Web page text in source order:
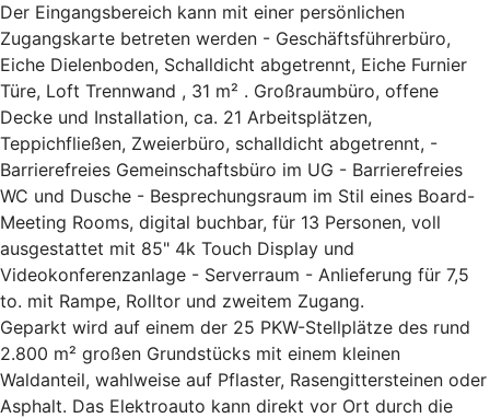
Der Eingangsbereich kann mit einer persönlichen
Zugangskarte betreten werden - Geschäftsführerbüro,
Eiche Dielenboden, Schalldicht abgetrennt, Eiche Furnier
Türe, Loft Trennwand , 31 m² . Großraumbüro, offene
Decke und Installation, ca. 21 Arbeitsplätzen,
Teppichfließen, Zweierbüro, schalldicht abgetrennt, -
Barrierefreies Gemeinschaftsbüro im UG - Barrierefreies
WC und Dusche - Besprechungsraum im Stil eines Board-
Meeting Rooms, digital buchbar, für 13 Personen, voll
ausgestattet mit 85" 4k Touch Display und
Videokonferenzanlage - Serverraum - Anlieferung für 7,5
to. mit Rampe, Rolltor und zweitem Zugang.
Geparkt wird auf einem der 25 PKW-Stellplätze des rund
2.800 m² großen Grundstücks mit einem kleinen
Waldanteil, wahlweise auf Pflaster, Rasengittersteinen oder
Asphalt. Das Elektroauto kann direkt vor Ort durch die